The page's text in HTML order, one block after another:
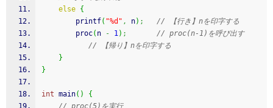
else {
printf( "%d" , n) ;
// 【行き】nを印字する
        proc
( n - 1) ;
// proc(n-1)を呼び出す
// 【帰り】nを印字する
}
}
int main( )
{
// proc(5)を実行